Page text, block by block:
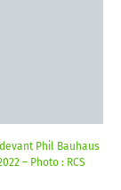
Phil Bauhaus
– Photo : RCS